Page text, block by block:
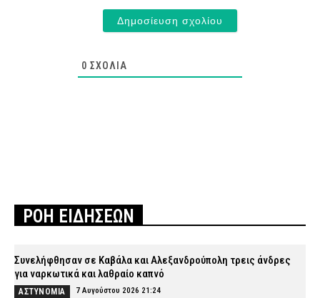
0 ΣΧΌΛΙΑ
ΡΟΗ ΕΙΔΗΣΕΩΝ
Συνελήφθησαν σε Καβάλα και Αλεξανδρούπολη τρεις άνδρες
για ναρκωτικά και λαθραίο καπνό
ΑΣΤΥΝΟΜΙΑ 7 Αυγούστου 2026 21:24